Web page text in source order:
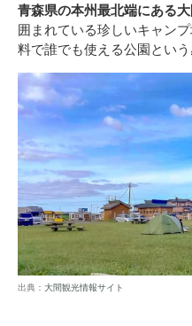
青森県の本州最北端にある
囲まれている珍しいキャン
料で誰でも使える公園という
出典： 大間観光情報サイト